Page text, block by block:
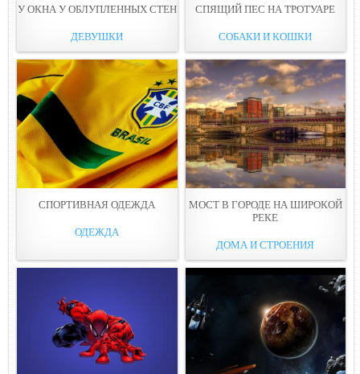
У ОКНА У ОБЛУПЛЕННЫХ СТEН
ДЕВУШКИ
СПЯЩИЙ ПЕС НА ТРOТУАРЕ
СОБАКИ И КОШКИ
СПОРТИВНАЯ ОДЕЖДA
ОДЕЖДА
МОСТ В ГОРОДЕ НА ШИРОКОЙ
РЕКE
ДОМА И СТРОЕНИЯ